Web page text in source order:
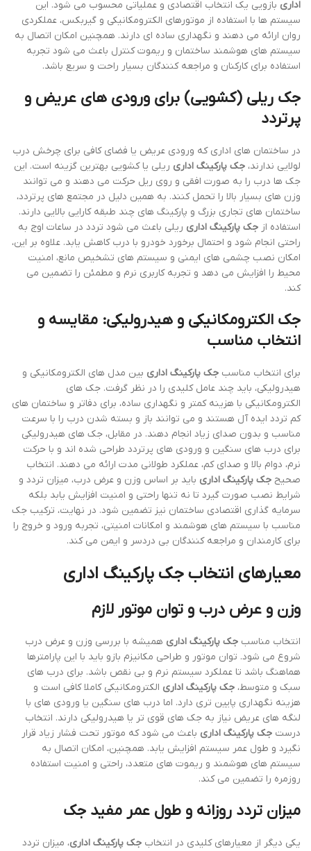
اداری بازویی یک انتخاب اقتصادی و عملیاتی محسوب می شود. این
سیستم ها با استفاده از موتورهای الکترومکانیکی و گیربکس، عملکردی
روان ارائه می دهند و نگهداری ساده ای دارند. همچنین امکان اتصال به
سیستم های هوشمند ساختمان و ریموت کنترل باعث می شود تجربه
استفاده برای کارکنان و مراجعه کنندگان بسیار راحت و سریع باشد.
جک ریلی (کشویی) برای ورودی های عریض و
پرتردد
در ساختمان های اداری که ورودی عریض یا فضای کافی برای چرخش درب
لولایی ندارند، جک پارکینگ اداری ریلی یا کشویی بهترین گزینه است. این
جک ها درب را به صورت افقی و روی ریل حرکت می دهند و می توانند
وزن های بسیار بالا را تحمل کنند. به همین دلیل در مجتمع های پرتردد،
ساختمان های تجاری بزرگ و پارکینگ های چند طبقه کارایی بالایی دارند.
استفاده از جک پارکینگ اداری ریلی باعث می شود تردد در ساعات اوج به
راحتی انجام شود و احتمال برخورد خودرو با درب کاهش یابد. علاوه بر این،
امکان نصب چشمی های ایمنی و سیستم های تشخیص مانع، امنیت
محیط را افزایش می دهد و تجربه کاربری نرم و مطمئن را تضمین می
کند.
جک الکترومکانیکی و هیدرولیکی: مقایسه و
انتخاب مناسب
برای انتخاب مناسب جک پارکینگ اداری بین مدل های الکترومکانیکی و
هیدرولیکی، باید چند عامل کلیدی را در نظر گرفت. جک های
الکترومکانیکی با هزینه کمتر و نگهداری ساده، برای دفاتر و ساختمان های
کم تردد ایده آل هستند و می توانند باز و بسته شدن درب را با سرعت
مناسب و بدون صدای زیاد انجام دهند. در مقابل، جک های هیدرولیکی
برای درب های سنگین و ورودی های پرتردد طراحی شده اند و با حرکت
نرم، دوام بالا و صدای کم، عملکرد طولانی مدت ارائه می دهند. انتخاب
صحیح جک پارکینگ اداری باید بر اساس وزن و عرض درب، میزان تردد و
شرایط نصب صورت گیرد تا نه تنها راحتی و امنیت افزایش یابد بلکه
سرمایه گذاری اقتصادی ساختمان نیز تضمین شود. در نهایت، ترکیب جک
مناسب با سیستم های هوشمند و امکانات امنیتی، تجربه ورود و خروج را
برای کارمندان و مراجعه کنندگان بی دردسر و ایمن می کند.
معیارهای انتخاب جک پارکینگ اداری
وزن و عرض درب و توان موتور لازم
انتخاب مناسب جک پارکینگ اداری همیشه با بررسی وزن و عرض درب
شروع می شود. توان موتور و طراحی مکانیزم بازو باید با این پارامترها
هماهنگ باشد تا عملکرد سیستم نرم و بی نقص باشد. برای درب های
سبک و متوسط، جک پارکینگ اداری الکترومکانیکی کاملا کافی است و
هزینه نگهداری پایین تری دارد. اما درب های سنگین یا ورودی های با
لنگه های عریض نیاز به جک های قوی تر یا هیدرولیکی دارند. انتخاب
درست جک پارکینگ اداری باعث می شود که موتور تحت فشار زیاد قرار
نگیرد و طول عمر سیستم افزایش یابد. همچنین، امکان اتصال به
سیستم های هوشمند و ریموت های متعدد، راحتی و امنیت استفاده
روزمره را تضمین می کند.
میزان تردد روزانه و طول عمر مفید جک
یکی دیگر از معیارهای کلیدی در انتخاب جک پارکینگ اداری، میزان تردد